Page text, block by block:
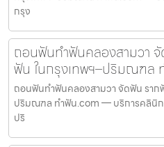
กรุง
ถอนฟันทำฟันคลองสามวา
ฟัน ในกรุงเทพฯ–ปริมณฑล
ถอนฟันทำฟันคลองสามวา จัดฟัน ราก
ปริมณฑล ทำฟัน.com — บริการคลินิ
ปริ